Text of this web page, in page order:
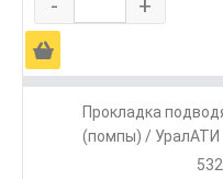
- +
Ä
Прокладка
(помпы) / УралАТИ